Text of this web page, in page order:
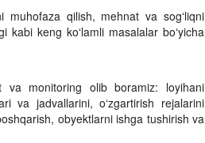
muhofaza qilish, mehnat va sogʻliqni
keng koʻlamli masalalar boʻyicha
va monitoring olib boramiz: loyihani
va jadvallarini, oʻzgartirish rejalarini
obyektlarni ishga tushirish va